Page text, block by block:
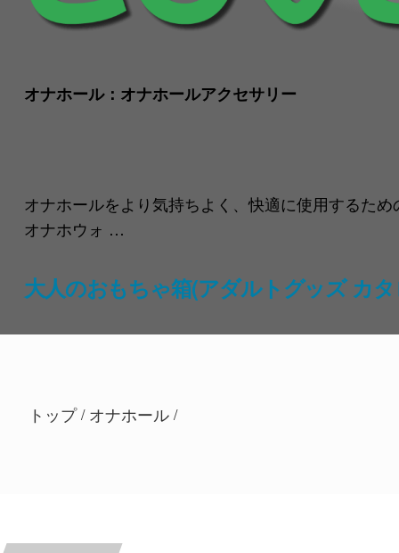
オナホール：オナホールアクセサリー
オナホールをより気持ちよく、快適に使用するた
オナホウォ …
大人のおもちゃ箱(アダルトグッズ カ
トップ / オナホール /